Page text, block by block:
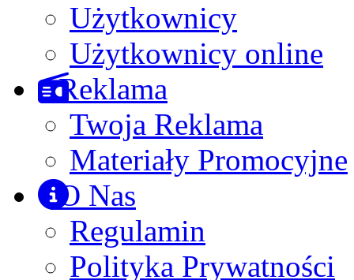
Użytkownicy
Użytkownicy online
Reklama
Twoja Reklama
Materiały Promocyjne
O Nas
Regulamin
Polityka Prywatności